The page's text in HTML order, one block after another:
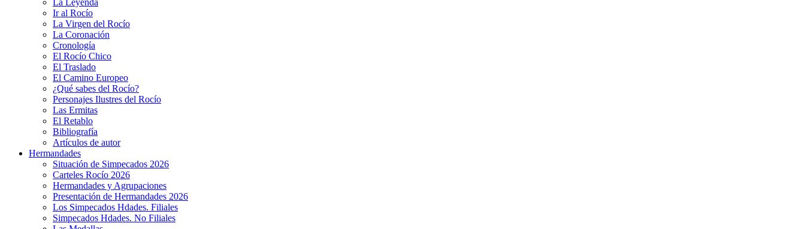
La Leyenda
Ir al Rocío
La Virgen del Rocío
La Coronación
Cronología
El Rocío Chico
El Traslado
El Camino Europeo
¿Qué sabes del Rocío?
Personajes Ilustres del Rocío
Las Ermitas
El Retablo
Bibliografía
Artículos de autor
Hermandades
Situación de Simpecados 2026
Carteles Rocío 2026
Hermandades y Agrupaciones
Presentación de Hermandades 2026
Los Simpecados Hdades. Filiales
Simpecados Hdades. No Filiales